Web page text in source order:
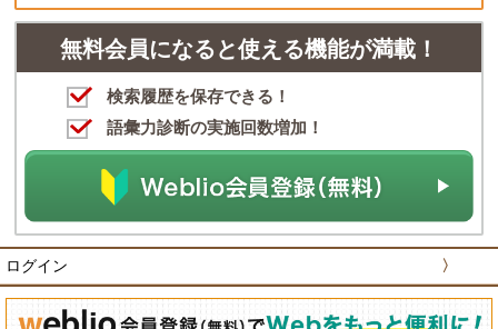
無料会員になると使える機能が満載！
検索履歴を保存できる！
語彙力診断の実施回数増加！
ログイン 〉